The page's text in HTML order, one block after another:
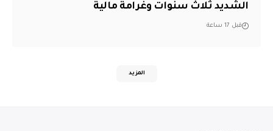
الشديد ثلاث سنوات وغرامة مالية
قبل 17 ساعة
المزيد